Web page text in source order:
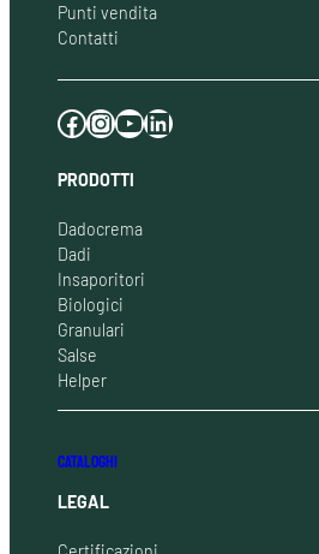
Punti vendita
Contatti
Facebook Instagram YouTube LinkedIn
PRODOTTI
Dadocrema
Dadi
Insaporitori
Biologici
Granulari
Salse
Helper
CATALOGHI
LEGAL